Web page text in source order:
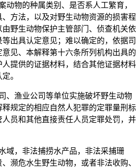
动物的种属类别、是否系人工繁育，
方法，以及对野生动物资源的损害程
野生动物保护主管部门、侦查机关依
出具认定意见；难以确定的，依据司
见、本解释第十六条所列机构出具的
提供的证据材料，结合其他证据材料
。
、渔业公司等单位实施破坏野生动物
规定的相应自然人犯罪的定罪量刑标
员和其他直接责任人员定罪处罚，并
域，非法捕捞水产品，非法采捕珊
濒危水生野生动物，或者非法收购、